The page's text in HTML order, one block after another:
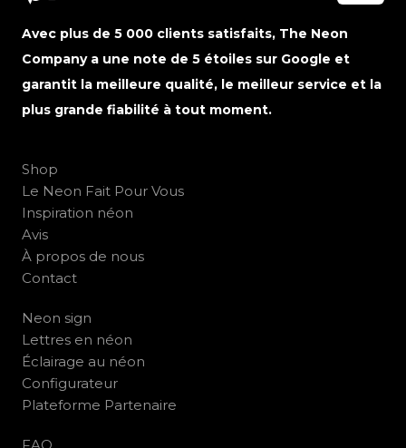
Avec plus de 5 000 clients satisfaits, The Neon
Company a une note de 5 étoiles sur Google et
garantit la meilleure qualité, le meilleur service et la
plus grande fiabilité à tout moment.
Shop
Le Neon Fait Pour Vous
Inspiration néon
Avis
À propos de nous
Contact
Neon sign
Lettres en néon
Éclairage au néon
Configurateur
Plateforme Partenaire